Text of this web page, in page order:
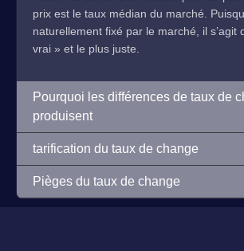
prix est le taux médian du marché.
naturellement fixé par le marché, il s’agit
vrai » et le plus juste.
Pourquoi les différences de taux de
produisent
tarification du taux de change
Pièges du taux de change